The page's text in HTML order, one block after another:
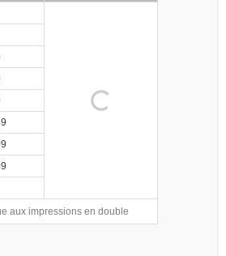
aux impressions en double